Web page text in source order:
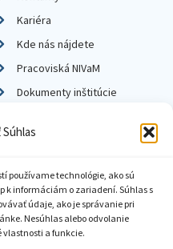
používame technológie, ako sú
k informáciám o zariadení. Súhlas s
údaje, ako je správanie pri
Nesúhlas alebo odvolanie
vlastnosti a funkcie.
Kariéra
Kde nás nájdete
Pracoviská NIVaM
Dokumenty inštitúcie
súkromia